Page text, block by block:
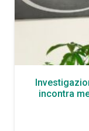
incontra